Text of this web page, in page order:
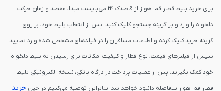
برای خرید بلیط قطار قم اهواز از قاصدک 24 می‌بایست مبدا، مقصد و زمان حرکت
دلخواه را وارد و بر گزینه جستجو کلیک کنید. پس از انتخاب بلیط خود، بر روی
گزینه خرید کلیک کرده و اطلاعات مسافران را در فیلدهای مشخص شده وارد نمایید.
سپس از فیلترهای قیمت، نوع قطار و کیفیت امکانات برای رسیدن به بلیط دلخواه
خود کمک بگیرید. پس از عملیات پرداخت در درگاه بانکی، نسخه الکترونیکی بلیط
قطار قم اهواز بلافاصله دانلود خواهد شد. بنابراین توصیه می‌کنیم در حین خرید